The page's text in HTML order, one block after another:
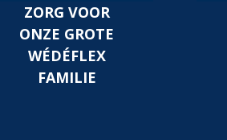
ZORG VOOR
ONZE GROTE
WÉDÉFLEX
FAMILIE